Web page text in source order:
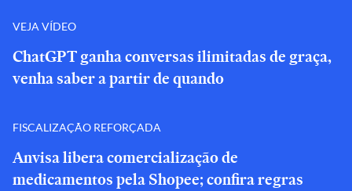
VEJA VÍDEO
ChatGPT ganha conversas ilimitadas de graça,
venha saber a partir de quando
FISCALIZAÇÃO REFORÇADA
Anvisa libera comercialização de
medicamentos pela Shopee; confira regras